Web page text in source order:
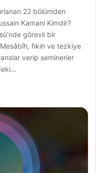
22 bölümden
Kamani Kimdir?
görevli bir
fıkıh ve tezkiye
verip seminerler